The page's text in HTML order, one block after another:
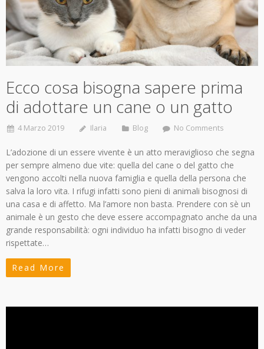
Ecco cosa bisogna sapere prima
di adottare un cane o un gatto
4 Marzo 2019 Ilaria Blog No Comments
L’adozione di un essere vivente è un atto meraviglioso che segna
per sempre almeno due vite: quella del cane o del gatto che
vengono accolti nella nuova famiglia e quella della persona che
salva la loro vita. I rifugi infatti sono pieni di animali bisognosi di
una casa e di affetto. Ma l’amore non basta. Prendere con sè un
animale è un gesto che deve essere accompagnato anche da una
grande responsabilità: ogni individuo ha infatti bisogno di veder
rispettate…
Read More